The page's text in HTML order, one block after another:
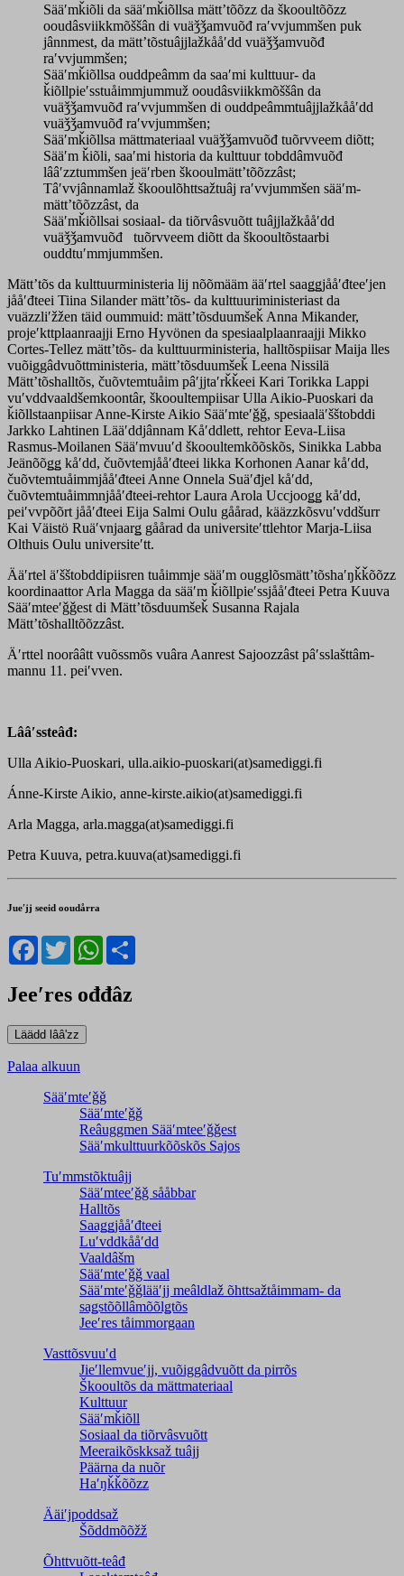
Sääʹmǩiõli da sääʹmǩiõllsa mättʼtõõzz da škooultõõzz
ooudâsviikkmõššân di vuäǯǯamvuõđ raʹvvjummšen puk
jânnmest, da mättʼtõstuâjjlažkååʹdd vuäǯǯamvuõđ
raʹvvjummšen;
Sääʹmǩiõllsa ouddpeâmm da saaʹmi kulttuur- da
ǩiõllpieʹsstuåimmjummuž ooudâsviikkmõššân da
vuäǯǯamvuõđ raʹvvjummšen di ouddpeâmmtuâjjlažkååʹdd
vuäǯǯamvuõđ raʹvvjummšen;
Sääʹmǩiõllsa mättmateriaal vuäǯǯamvuõđ tuõrvveem diõtt;
Sääʹm ǩiõli, saaʹmi historia da kulttuur tobddâmvuõđ
lââʹzztummšen jeäʹrben škooulmättʼtõõzzâst;
Tâʹvvjânnamlaž škooulõhttsažtuâj raʹvvjummšen sääʹm-
mättʼtõõzzâst, da
Sääʹmǩiõllsai sosiaal- da tiõrvâsvuõtt tuâjjlažkååʹdd
vuäǯǯamvuõđ tuõrvveem diõtt da škooultõstaarbi
ouddtuʹmmjummšen.
Mättʼtõs da kulttuurministeria lij nõõmääm ääʹrtel saaǥǥjååʹđteeʹjen
jååʹđteei Tiina Silander mättʼtõs- da kulttuuriministeriast da
vuäzzliʹžžen täid oummuid: mättʼtõsduumšeǩ Anna Mikander,
projeʹkttplaanraajji Erno Hyvönen da spesiaalplaanraajji Mikko
Cortes-Tellez mättʼtõs- da kulttuurministeria, halltõspiisar Maija lles
vuõiggâdvuõttministeria, mättʼtõsduumšeǩ Leena Nissilä
Mättʼtõshalltõs, čuõvtemtuåim pâʹjjtaʹrǩǩeei Kari Torikka Lappi
vuʹvddvaaldšemkoontâr, škooultempiisar Ulla Aikio-Puoskari da
ǩiõllstaanpiisar Anne-Kirste Aikio Sääʹmteʹǧǧ, spesiaaläʹšštobddi
Jarkko Lahtinen Lääʹddjânnam Kåʹddlett, rehtor Eeva-Liisa
Rasmus-Moilanen Sääʹmvuuʹd škooultemkõõskõs, Sinikka Labba
Jeänõõǥǥ kåʹdd, čuõvtemjååʹđteei likka Korhonen Aanar kåʹdd,
čuõvtemtuåimmjååʹđteei Anne Onnela Suäʹđjel kåʹdd,
čuõvtemtuåimmnjååʹđteei-rehtor Laura Arola Uccjooǥǥ kåʹdd,
peiʹvvpõõrt jååʹđteei Eija Salmi Oulu gåårad, kääzzkõsvuʹvddšurr
Kai Väistö Ruäʹvnjaarǥ gåårad da universiteʹttlehtor Marja-Liisa
Olthuis Oulu universiteʹtt.
Ääʹrtel äʹšštobddipiisren tuåimmje sääʹm ougglõsmättʼtõshaʹŋǩǩõõzz
koordinaattor Arla Magga da sääʹm ǩiõllpieʹssjååʹđteei Petra Kuuva
Sääʹmteeʹǧǧest di Mättʼtõsduumšeǩ Susanna Rajala
Mättʼtõshalltõõzzâst.
Äʹrttel noorââtt vuõssmõs vuâra Aanrest Sajoozzâst pâʹsslašttâm-
mannu 11. peiʹvven.
Lââʹssteâđ:
Ulla Aikio-Puoskari, ulla.aikio-puoskari(at)samediggi.fi
Ánne-Kirste Aikio, anne-kirste.aikio(at)samediggi.fi
Arla Magga, arla.magga(at)samediggi.fi
Petra Kuuva, petra.kuuva(at)samediggi.fi
Jueʹjj seeid ooudårra
Facebook
TwitterWhatsApp
Jeeʹres ođđâz
Palaa alkuun
Sääʹmteʹǧǧ
Sääʹmteʹǧǧ
Reâuggmen Sääʹmteeʹǧǧest
Sääʹmkulttuurkõõskõs Sajos
Tuʹmmstõktuâjj
Sääʹmteeʹǧǧ sååbbar
Halltõs
Saaǥǥjååʹđteei
Luʹvddkååʹdd
Vaaldâšm
Sääʹmteʹǧǧ vaal
Sääʹmteʹǧǧlääʹjj meâldlaž õhttsažtåimmam- da
saǥstõõllâmõõlǥtõs
Jeeʹres tåimmorgaan
Vasttõsvuuʹd
Jieʹllemvueʹjj, vuõiggâdvuõtt da pirrõs
Škooultõs da mättmateriaal
Kulttuur
Sääʹmǩiõll
Sosiaal da tiõrvâsvuõtt
Meeraikõskksaž tuâjj
Päärna da nuõr
Haʹŋǩǩõõzz
Ääiʹjpoddsaž
Šõddmõõžž
Õhttvuõtt-teâđ